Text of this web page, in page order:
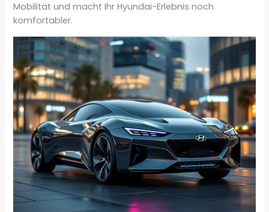
Mobilität und macht Ihr Hyundai-Erlebnis noch
komfortabler.